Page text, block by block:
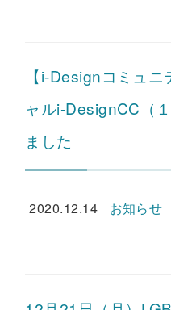
【i-Designコミュ
ャルi-DesignCC（
ました
2020.12.14
お知らせ